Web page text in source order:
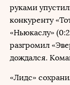
руками
конкуренту
«Ньюкаслу»
разгромил
дождался.
«Лидс»